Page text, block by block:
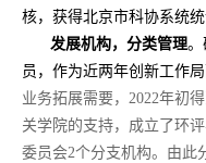
核，获得北京市科协系统
发展机构，分类管理。
员，作为近两年创新工作
业务拓展需要， 2022年初
关学院的支持，成立了环
委员会2个分支机构。由此